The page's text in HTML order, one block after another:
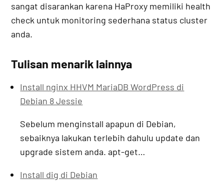
sangat disarankan karena HaProxy memiliki health
check untuk monitoring sederhana status cluster
anda.
Tulisan menarik lainnya
Install nginx HHVM MariaDB WordPress di
Debian 8 Jessie
Sebelum menginstall apapun di Debian,
sebaiknya lakukan terlebih dahulu update dan
upgrade sistem anda. apt-get…
Install dig di Debian